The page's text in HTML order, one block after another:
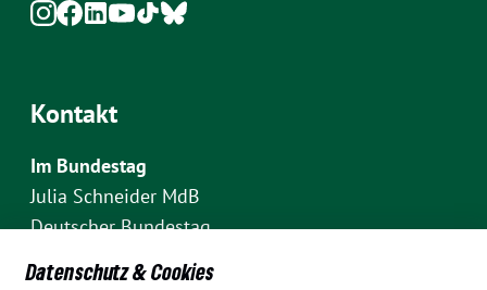
Kontakt
Im Bundestag
Julia Schneider MdB
Deutscher Bundestag
Fraktion Bündnis 90/Die Grünen
Datenschutz & Cookies